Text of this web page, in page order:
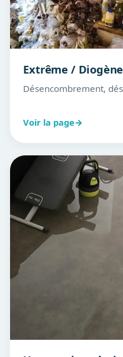
Extrême / Diogène
Désencombrement,
Voir la page→